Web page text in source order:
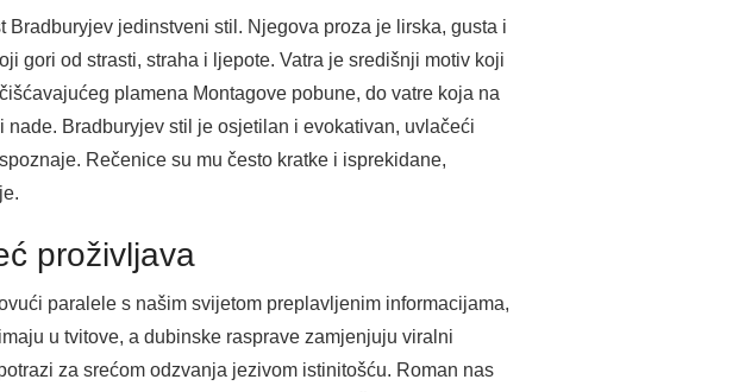
jedinstveni stil. Njegova proza je lirska, gusta i
gori od strasti, straha i ljepote. Vatra je središnji motiv koji
plamena Montagove pobune, do vatre koja na
Bradburyjev stil je osjetilan i evokativan, uvlačeći
Rečenice su mu često kratke i isprekidane,
proživljava
paralele s našim svijetom preplavljenim informacijama,
u tvitove, a dubinske rasprave zamjenjuju viralni
za srećom odzvanja jezivom istinitošću. Roman nas